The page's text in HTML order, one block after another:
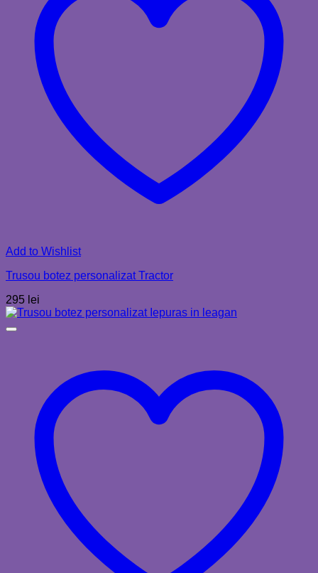
Add to Wishlist
Trusou botez personalizat Tractor
295 lei